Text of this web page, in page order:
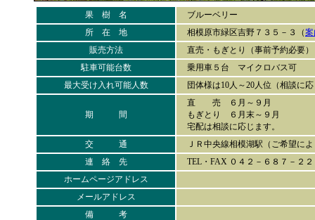
果 樹 名
ブルーベリー
所 在 地
相模原市緑区吉野７３５－３（
販売方法
直売・もぎとり（事前予約必要）
駐車可能台数
乗用車５台 マイクロバス可
最大受け入れ可能人数
団体様は10人～20人位（相談に
期 間
直 売 ６月～９月
もぎとり ６月末～９月
宅配は相談に応じます。
交 通
ＪＲ中央線相模湖駅（ご希望に
連 絡 先
TEL・FAX ０４２－６８７－２
ホームページアドレス
メールアドレス
備 考